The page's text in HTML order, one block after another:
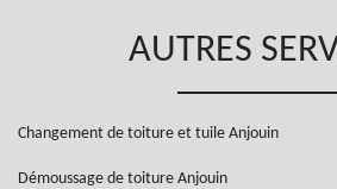
AUTRES
Changement de toiture et tuile Anjouin
Démoussage de toiture Anjouin